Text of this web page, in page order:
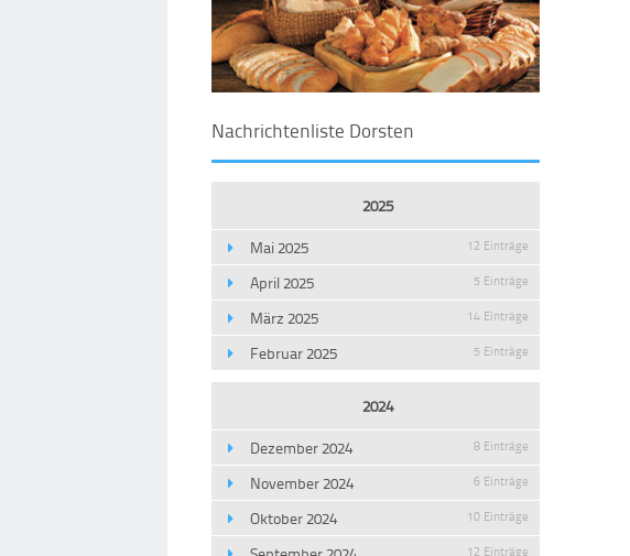
Nachrichtenliste Dorsten
2025
Mai 2025
12 Einträge
April 2025 5 Einträge
März 2025 14 Einträge
Februar 2025 5 Einträge
2024
Dezember 2024
8 Einträge
November 2024 6 Einträge
Oktober 2024 10 Einträge
12 Einträge